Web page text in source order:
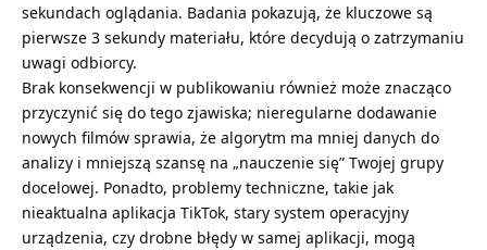
sekundach oglądania. Badania pokazują, że kluczowe są
pierwsze 3 sekundy materiału, które decydują o zatrzymaniu
uwagi odbiorcy.
Brak konsekwencji w publikowaniu również może znacząco
przyczynić się do tego zjawiska; nieregularne dodawanie
nowych filmów sprawia, że algorytm ma mniej danych do
analizy i mniejszą szansę na „nauczenie się” Twojej grupy
docelowej. Ponadto, problemy techniczne, takie jak
nieaktualna aplikacja TikTok, stary system operacyjny
urządzenia, czy drobne błędy w samej aplikacji, mogą